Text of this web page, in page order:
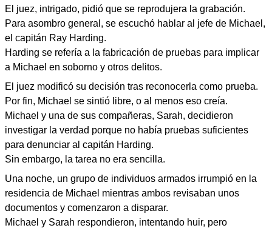
El juez, intrigado, pidió que se reprodujera la grabación.
Para asombro general, se escuchó hablar al jefe de Michael,
el capitán Ray Harding.
Harding se refería a la fabricación de pruebas para implicar
a Michael en soborno y otros delitos.
El juez modificó su decisión tras reconocerla como prueba.
Por fin, Michael se sintió libre, o al menos eso creía.
Michael y una de sus compañeras, Sarah, decidieron
investigar la verdad porque no había pruebas suficientes
para denunciar al capitán Harding.
Sin embargo, la tarea no era sencilla.
Una noche, un grupo de individuos armados irrumpió en la
residencia de Michael mientras ambos revisaban unos
documentos y comenzaron a disparar.
Michael y Sarah respondieron, intentando huir, pero